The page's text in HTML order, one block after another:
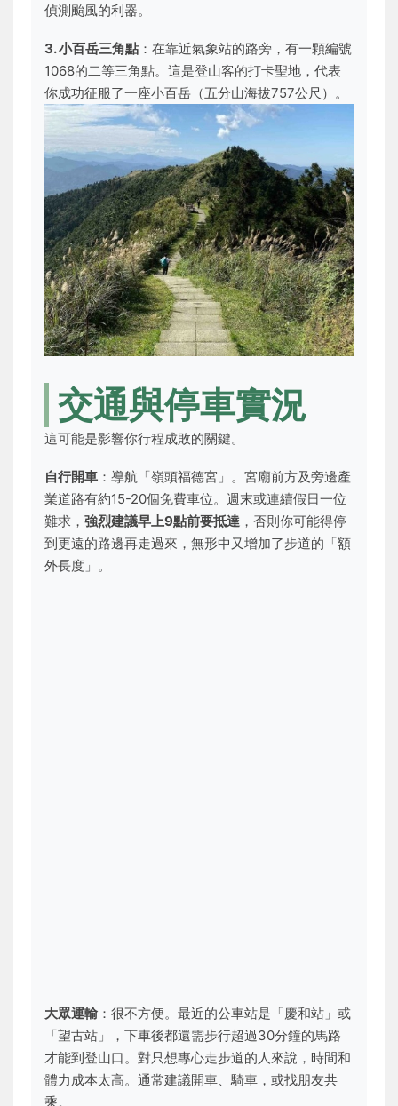
偵測颱風的利器。
3. 小百岳三角點 ：在靠近氣象站的路旁，有一顆編號
1068的二等三角點。這是登山客的打卡聖地，代表
你成功征服了一座小百岳（五分山海拔757公尺）。
交通與停車實況
這可能是影響你行程成敗的關鍵。
自行開車 ：導航「嶺頭福德宮」。宮廟前方及旁邊產
業道路有約15-20個免費車位。週末或連續假日一位
難求， 強烈建議早上9點前要抵達 ，否則你可能得停
到更遠的路邊再走過來，無形中又增加了步道的「額
外長度」。
大眾運輸 ：很不方便。最近的公車站是「慶和站」或
「望古站」，下車後都還需步行超過30分鐘的馬路
才能到登山口。對只想專心走步道的人來說，時間和
體力成本太高。通常建議開車、騎車，或找朋友共
乘。